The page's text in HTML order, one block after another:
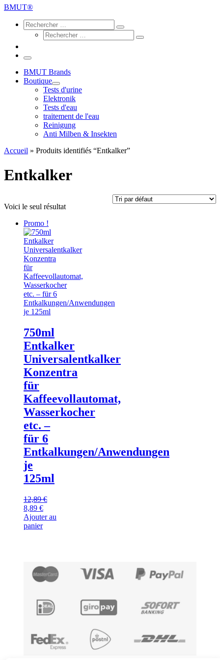
BMUT®
Search
Rechercher
Rechercher
Rechercher
Rechercher
Menu
BMUT Brands
Boutique
Tests d'urine
Elektronik
Tests d'eau
traitement de l'eau
Reinigung
Anti Milben & Insekten
Accueil » Produits identifiés “Entkalker”
Entkalker
Voici le seul résultat
Promo !
750ml
Entkalker
Universalentkalker
Konzentra
für
Kaffeevollautomat,
Wasserkocher
etc. –
für 6
Entkalkungen/Anwendungen
je
125ml
12,89€
Le
prix
initial
8,89 €Le
prix
actuel
Ajouter au
panier